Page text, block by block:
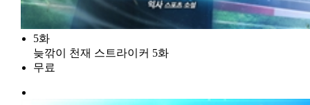
5화
늦깎이 천재 스트라이커 5화
무료